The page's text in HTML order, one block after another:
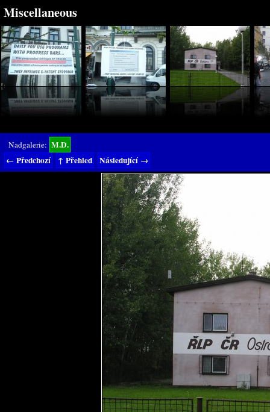
Miscellaneous
Nadgalerie: M.D.
← Předchozí
↑ Přehled Následující →